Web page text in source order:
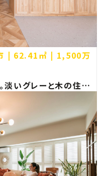
62.41㎡
1,500万
淡いグレーと木の住ま
ション】